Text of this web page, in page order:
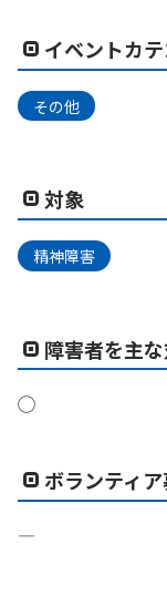
イベントカ
その他
対象
精神障害
障害者を主
◯
ボランティ
―